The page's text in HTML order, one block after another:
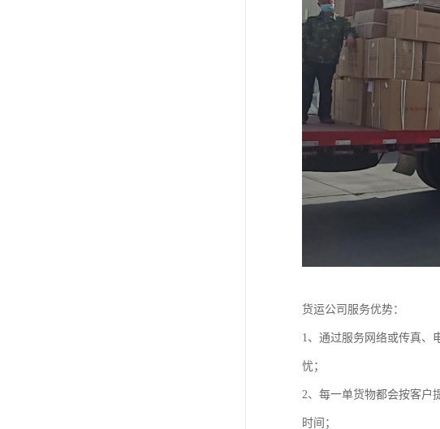
货运公司服务优势：
1、通过服务网络或传真、
忧；
2、每一单货物都会按客户
时间；